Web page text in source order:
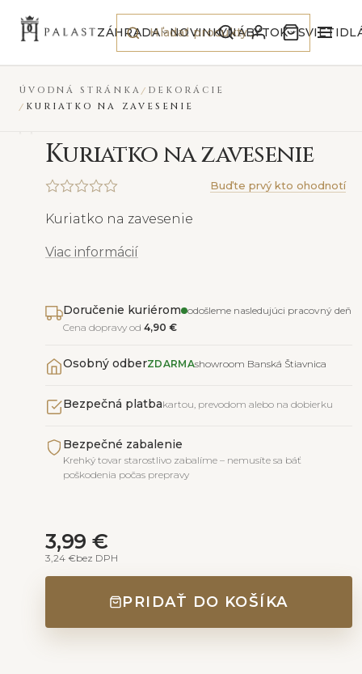
Preskočiť na obsah
ZÁHRADA NOVINKYNÁBYTOK
ÚVODNÁ STRÁNKA
DEKORÁCIE
KURIATKO NA ZAVESENIE
Kuriatko na zavesenie
Buďte prvý kto ohodnotí
Kuriatko na zavesenie
Viac informácií
Doručenie kuriérom odošleme nasledujúci pracovný deň
Cena dopravy od 4,90 €
Osobný odberZDARMAshowroom Banská Štiavnica
Bezpečná platbakartou, prevodom alebo na dobierku
Bezpečné zabalenie
Krehký tovar starostlivo zabalíme – nemusíte sa báť
poškodenia počas prepravy
3,99 €
3,24 €bez DPH
PRIDAŤ DO KOŠÍKA